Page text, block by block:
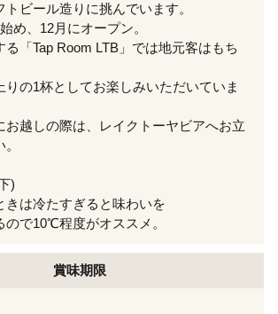
ビール造りに挑んでいます。
め、12月にオープン。
る「Tap Room LTB」では地元客はもち
りの1杯としてお楽しみいただいていま
お越しの際は、レイクトーヤビアへお立
)
は冷たすぎると味わいを
ので10℃程度がオススメ。
賞味期限